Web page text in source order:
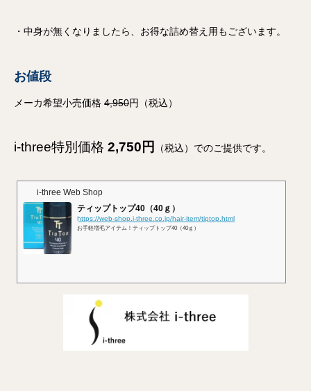
・中身が無くなりましたら、お得な詰め替え用もございます。
お値段
メーカ希望小売価格 4,950円（税込）
i-three特別価格 2,750円 （税込）でのご提供です。
i-three Web Shop
ティップトップ40（40ｇ）
https://web-shop.i-three.co.jp/hair-item/tiptop.html
お手軽増毛アイテム！ティップトップ40（40ｇ）